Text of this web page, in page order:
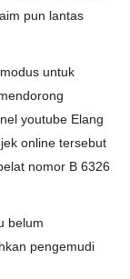
pun lantas
untuk
youtube Elang
online tersebut
nomor B 6326
belum
pengemudi